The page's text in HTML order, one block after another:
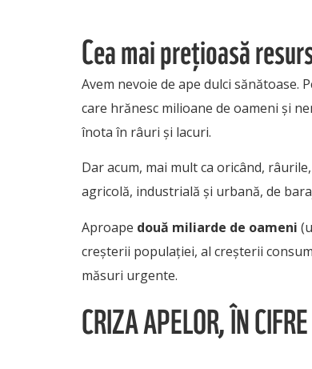
Cea mai prețioasă
Avem nevoie de ape dulci
care hrănesc milioane de oameni și
înota în râuri și lacuri.
Dar acum, mai mult ca oricând,
agricolă, industrială și urbană, de
Aproape două miliarde de oameni
creșterii populației, al creșterii
măsuri urgente.
CRIZA APELOR, ÎN CIFRE